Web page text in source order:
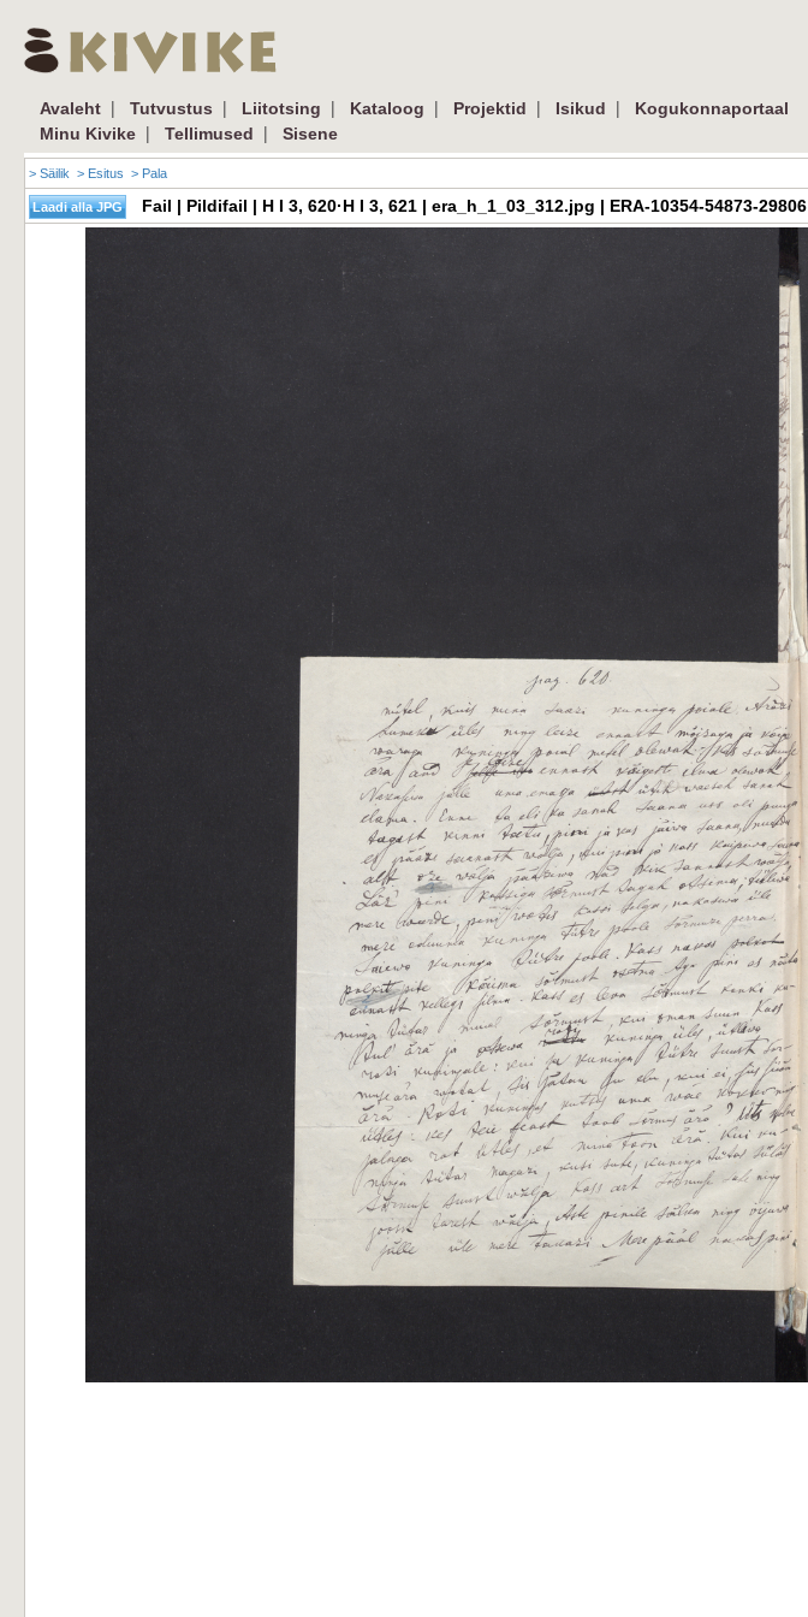
Avaleht | Tutvustus | Liitotsing | Kataloog | Projektid | Isikud |
Kogukonnaportaal
Minu Kivike | Tellimused | Sisene
> Säilik > Esitus > Pala
Fail | Pildifail | H I 3, 620·H I 3, 621 | era_h_1_03_312.jpg | ERA-10354-54873-29806